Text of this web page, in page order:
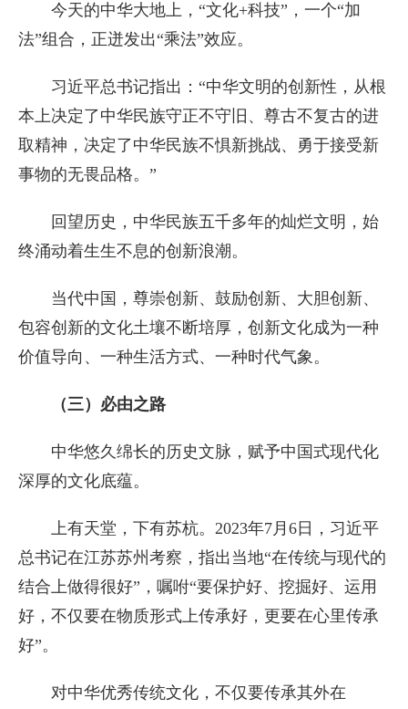
今天的中华大地上，“文化+科技”，一个“加
法”组合，正迸发出“乘法”效应。
习近平总书记指出：“中华文明的创新性，从根
本上决定了中华民族守正不守旧、尊古不复古的进
取精神，决定了中华民族不惧新挑战、勇于接受新
事物的无畏品格。”
回望历史，中华民族五千多年的灿烂文明，始
终涌动着生生不息的创新浪潮。
当代中国，尊崇创新、鼓励创新、大胆创新、
包容创新的文化土壤不断培厚，创新文化成为一种
价值导向、一种生活方式、一种时代气象。
（三）必由之路
中华悠久绵长的历史文脉，赋予中国式现代化
深厚的文化底蕴。
上有天堂，下有苏杭。2023年7月6日，习近平
总书记在江苏苏州考察，指出当地“在传统与现代的
结合上做得很好”，嘱咐“要保护好、挖掘好、运用
好，不仅要在物质形式上传承好，更要在心里传承
好”。
对中华优秀传统文化，不仅要传承其外在